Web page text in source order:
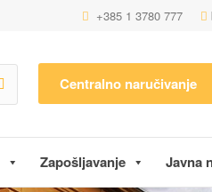
+385 1 3780 777
Centralno naručivanje
Zapošljavanje Javna